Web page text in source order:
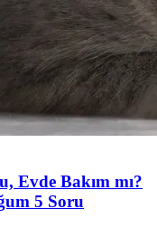
Evde Bakım mı?
5 Soru